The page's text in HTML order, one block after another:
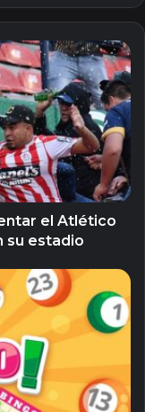
el Atlético
su estadio